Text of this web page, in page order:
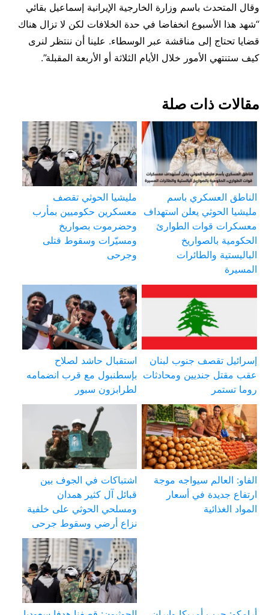
وقال المتحدث باسم وزارة الخارجية الإيرانية إسماعيل بقائي
“شهد هذا الأسبوع انخفاضا في حدة الخلافات لكن لا تزال هناك
قضايا تحتاج إلى مناقشة عبر الوسطاء. علينا أن ننتظر لنرى
كيف ستنتهي الأمور خلال الأيام الثلاثة أو الأربعة المقبلة”.
مقالات ذات صلة
الناطق العسكري باسم
مليشيا الحوثي يعلن استهداف
معسكرات قوات الطوارئ
الحكومية بالصواريخ
الباليستية والطائرات
المسيرة
مليشيا الحوثي تقصف
معسكرين حكوميين بمأرب
وحضرموت بصواريخ
ومسيّرات وسقوط قتلى
وجرحى
إسرائيل تقصف جنوب لبنان
عقب مقتل جنديين ومحادثات
روما تستمر
استقبال حاشد لصلاح
بإسطنبول مع قرب انضمامه
لطرابزون سبور
الفاو: العالم سيواجه موجة
ارتفاع جديدة في أسعار
المواد الغذائية
اشتباكات في الجوف بين
قبائل آل كثير همدان
ومسلحي الحوثي على خلفية
نزاع أرضي وسقوط جرحى